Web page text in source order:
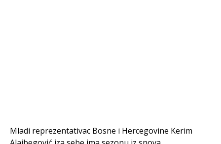
Mladi reprezentativac Bosne i Hercegovine Kerim